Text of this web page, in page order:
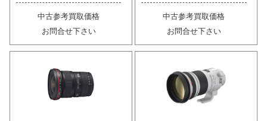
中古参考買取価格
お問合せ下さい
中古参考買取価格
お問合せ下さい